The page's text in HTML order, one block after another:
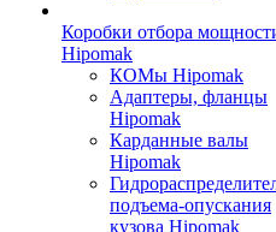
Коробки отбора
Hipomak
КОМы Hipomak
Адаптеры, фланцы
Hipomak
Карданные валы
Hipomak
подъема-опускания
кузова Hipomak